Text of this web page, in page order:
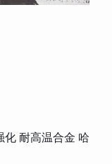
耐高温合金 哈